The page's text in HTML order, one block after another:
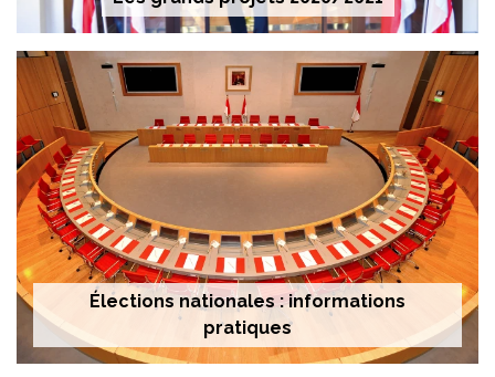
Élections nationales : informations
pratiques